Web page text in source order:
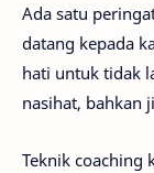
Ada satu
datang kepada
hati untuk tidak
nasihat, bahkan
Teknik coaching